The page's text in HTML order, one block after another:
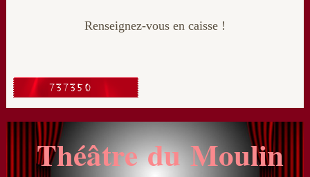
Renseignez-vous en caisse !
Théâtre du Moulin